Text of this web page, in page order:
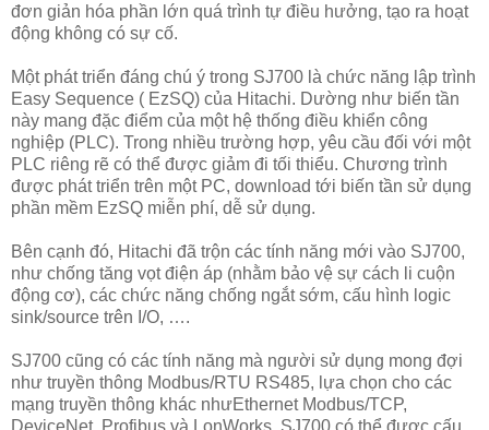
đơn giản hóa phần lớn quá trình tự điều hưởng, tạo ra hoạt
động không có sự cố.
Một phát triển đáng chú ý trong SJ700 là chức năng lập trình
Easy Sequence ( EzSQ) của Hitachi. Dường như biến tần
này mang đặc điểm của một hệ thống điều khiển công
nghiệp (PLC). Trong nhiều trường hợp, yêu cầu đối với một
PLC riêng rẽ có thể được giảm đi tối thiểu. Chương trình
được phát triển trên một PC, download tới biến tần sử dụng
phần mềm EzSQ miễn phí, dễ sử dụng.
Bên cạnh đó, Hitachi đã trộn các tính năng mới vào SJ700,
như chống tăng vọt điện áp (nhằm bảo vệ sự cách li cuộn
động cơ), các chức năng chống ngắt sớm, cấu hình logic
sink/source trên I/O, ….
SJ700 cũng có các tính năng mà người sử dụng mong đợi
như truyền thông Modbus/RTU RS485, lựa chọn cho các
mạng truyền thông khác nhưEthernet Modbus/TCP,
DeviceNet, Profibus và LonWorks. SJ700 có thể được cấu